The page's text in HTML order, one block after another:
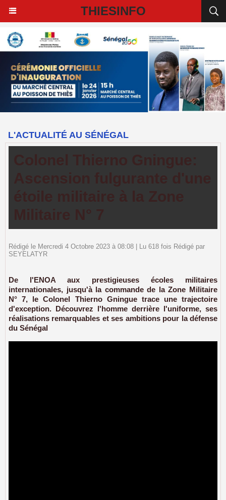
THIESINFO
L'ACTUALITÉ AU SÉNÉGAL
Rédigé le Mercredi 4 Octobre 2023 à 08:08 | Lu 618 fois Rédigé par
SEYELATYR
De l'ENOA aux prestigieuses écoles militaires
internationales, jusqu'à la commande de la Zone Militaire
N° 7, le Colonel Thierno Gningue trace une trajectoire
d'exception. Découvrez l'homme derrière l'uniforme, ses
réalisations remarquables et ses ambitions pour la défense
du Sénégal